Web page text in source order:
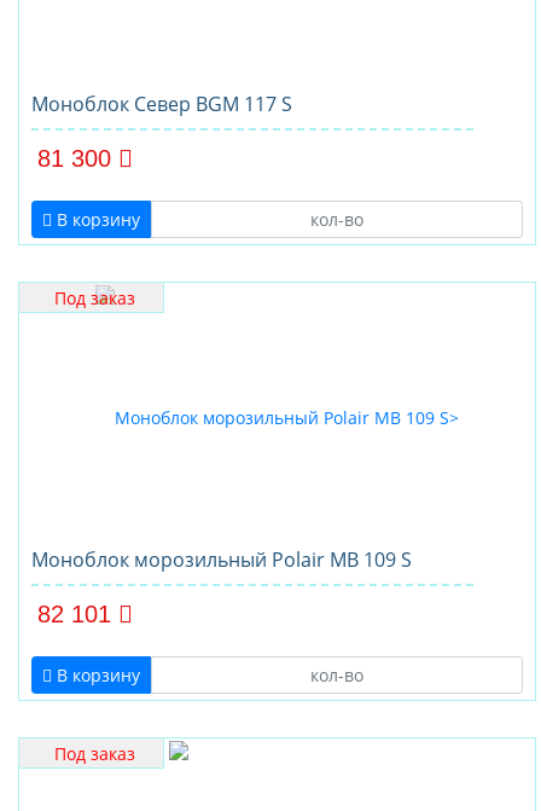
Моноблок Север BGM 117 S
81 300
В корзину
Под заказ
Моноблок морозильный Polair MB 109 S
82 101
В корзину
Под заказ